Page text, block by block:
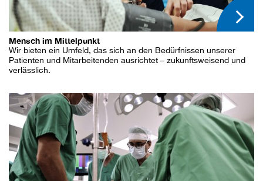
Mensch im Mittelpunkt
Wir bieten ein Umfeld, das sich an den Bedürfnissen unserer
Patienten und Mitarbeitenden ausrichtet – zukunftsweisend und
verlässlich.